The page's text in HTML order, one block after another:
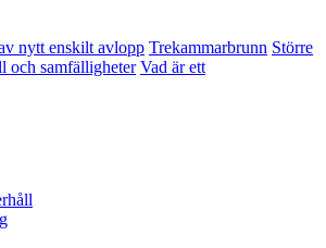
nytt enskilt avlopp Trekammarbrunn Större
och samfälligheter Vad är ett